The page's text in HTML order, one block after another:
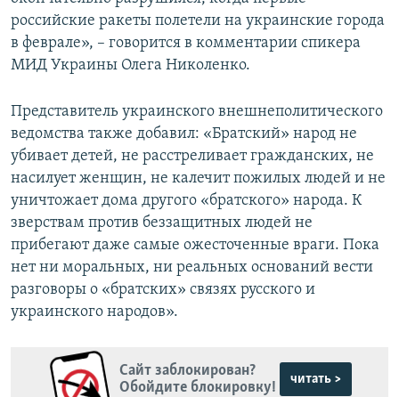
российские ракеты полетели на украинские города
в феврале», – говорится в комментарии спикера
МИД Украины Олега Николенко.
Представитель украинского внешнеполитического
ведомства также добавил: «Братский» народ не
убивает детей, не расстреливает гражданских, не
насилует женщин, не калечит пожилых людей и не
уничтожает дома другого «братского» народа. К
зверствам против беззащитных людей не
прибегают даже самые ожесточенные враги. Пока
нет ни моральных, ни реальных оснований вести
разговоры о «братских» связях русского и
украинского народов».
Сайт заблокирован?
Обойдите блокировку!
читать >